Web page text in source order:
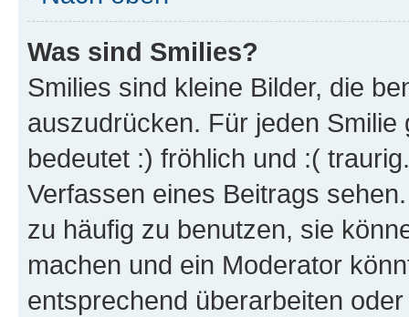
Was sind Smilies?
Smilies sind kleine Bilder, die
auszudrücken. Für jeden
bedeutet :) fröhlich und :(
Verfassen eines Beitrags
zu häufig zu benutzen, sie
machen und ein Moderator
entsprechend überarbeiten